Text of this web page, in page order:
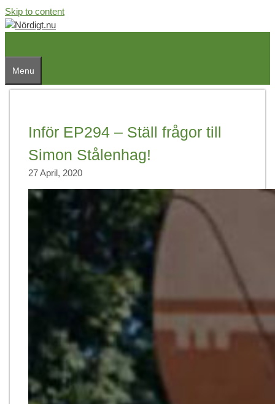
Skip to content
Menu
Inför EP294 – Ställ frågor till
Simon Stålenhag!
27 April, 2020